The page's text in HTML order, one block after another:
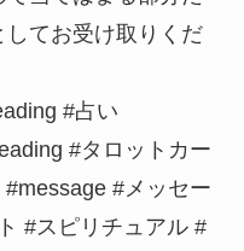
てお受け取りくだ
#占い
#タロットカー
#メッセー
#スピリチュアル #